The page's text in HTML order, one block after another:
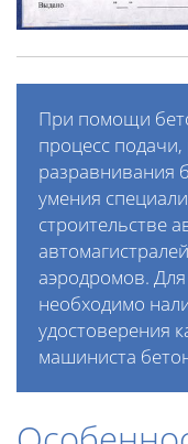
При помощи
процесс
разравнивания
умения
строительстве
аэродромов.
необходимо
удостоверения
машиниста